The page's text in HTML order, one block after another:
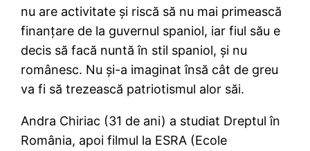
nu are activitate şi riscă să nu mai primească
finanţare de la guvernul spaniol, iar fiul său e
decis să facă nuntă în stil spaniol, şi nu
românesc. Nu şi-a imaginat însă cât de greu
va fi să trezească patriotismul alor săi.
Andra Chiriac (31 de ani) a studiat Dreptul în
România, apoi filmul la ESRA (Ecole